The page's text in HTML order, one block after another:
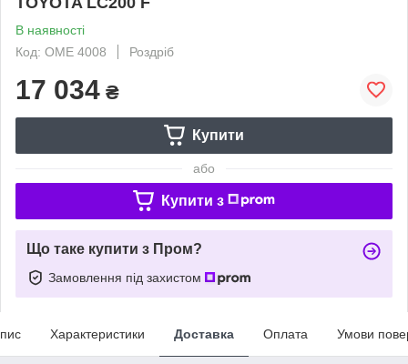
В наявності
Код: OME 4008
Роздріб
17 034 ₴
Купити
або
Купити з
Що таке купити з Пром?
Замовлення під захистом
Характеристики Доставка Оплата Умови